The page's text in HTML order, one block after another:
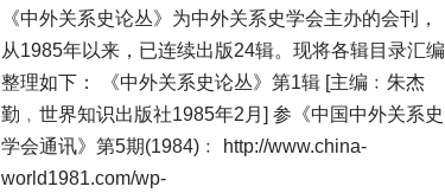
《中外关系史论丛》为中外关系史学会主办的会刊，
从1985年以来，已连续出版24辑。现将各辑目录汇编
整理如下： 《中外关系史论丛》第1辑 [主编﹕朱杰
勤﹐世界知识出版社1985年2月] 参《中国中外关系史
学会通讯》第5期(1984)﹕ http://www.china-
world1981.com/wp-